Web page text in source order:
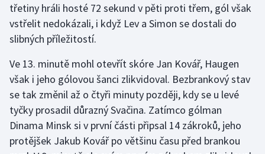
Golf
Gymnastika
Házená
Jezdectví
Judo
třetiny hráli hosté 72 sekund v pěti proti třem, gól však
vstřelit nedokázali, i když Lev a Simon se dostali do
slibných příležitostí.
Ve 13. minutě mohl otevřít skóre Jan Kovář, Haugen
však i jeho gólovou šanci zlikvidoval. Bezbrankový stav
se tak změnil až o čtyři minuty později, kdy se u levé
tyčky prosadil důrazný Svačina. Zatímco gólman
Dinama Minsk si v první části připsal 14 zákroků, jeho
protějšek Jakub Kovář po většinu času před brankou